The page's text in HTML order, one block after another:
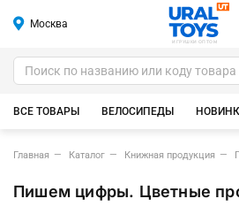
Москва
ИГРУШКИ ОПТОМ
ВСЕ ТОВАРЫ ВЕЛОСИПЕДЫ
Главная Каталог Книжная продукция
Пишем цифры. Цветные